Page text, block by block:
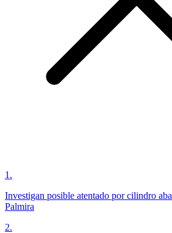
1 .
Investigan posible atentado por cilindro
Palmira
2.